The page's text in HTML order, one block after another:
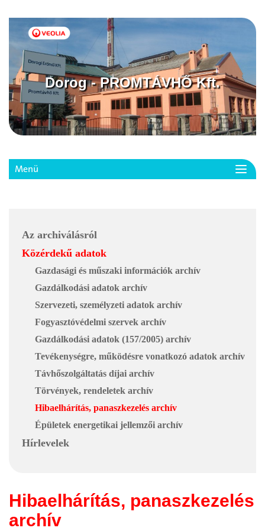
Dorog - PROMTÁVHŐ Kft.
Menü
Az archiválásról
Közérdekű adatok
Gazdasági és műszaki információk archív
Gazdálkodási adatok archív
Szervezeti, személyzeti adatok archív
Fogyasztóvédelmi szervek archív
Gazdálkodási adatok (157/2005) archív
Tevékenységre, működésre vonatkozó adatok archív
Távhőszolgáltatás díjai archív
Törvények, rendeletek archív
Hibaelhárítás, panaszkezelés archív
Épületek energetikai jellemzői archív
Hírlevelek
Hibaelhárítás, panaszkezelés
archív